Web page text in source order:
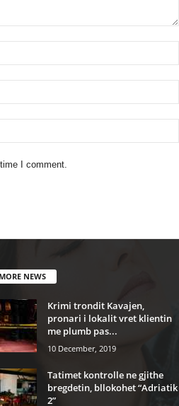
I comment.
NEWS
Krimi trondit Kavajen,
pronari i lokalit vret klientin
me plumb pas...
10 December, 2019
Tatimet kontrolle ne gjithe
bregdetin, bllokohet “Adriatik
2”